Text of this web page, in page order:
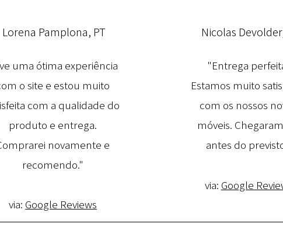
Lorena Pamplona, PT
uma ótima experiência
o site e estou muito
com a qualidade do
produto e entrega.
novamente e
recomendo."
via: Google Reviews
Nicolas
"Entrega
Estamos muito
com os nossos
móveis.
antes do
via: Google